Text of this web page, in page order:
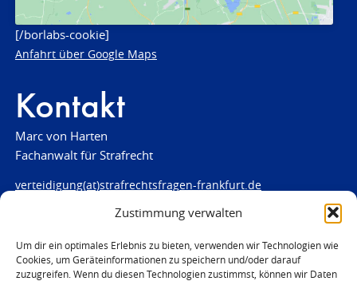
Zustimmung verwalten
Um dir ein optimales Erlebnis zu bieten, verwenden wir Technologien wie
Cookies, um Geräteinformationen zu speichern und/oder darauf
zuzugreifen. Wenn du diesen Technologien zustimmst, können wir Daten
[/borlabs-cookie]
Anfahrt über Google Maps
Kontakt
Marc von Harten
Fachanwalt für Strafrecht
verteidigung(at)strafrechtsfragen-frankfurt.de
www.strafrechtsfragen-frankfurt.de
Louisenstraße 84
61348 Bad Homburg